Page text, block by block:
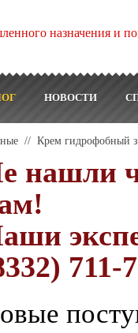
назначения и
НОВОСТИ
// Крем гидрофобный
нашли
711-